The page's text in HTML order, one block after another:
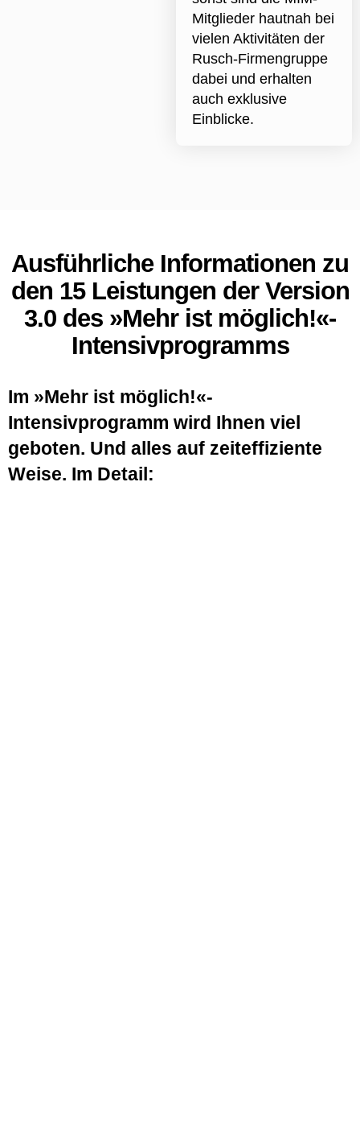
Mitglieder hautnah bei
vielen Aktivitäten der
Rusch-Firmengruppe
dabei und erhalten
auch exklusive
Einblicke.
Ausführliche Informationen zu
den 15 Leistungen der Version
3.0 des »Mehr ist möglich!«-
Intensivprogramms
Im »Mehr ist möglich!«-
Intensivprogramm wird Ihnen viel
geboten. Und alles auf zeiteffiziente
Weise. Im Detail: